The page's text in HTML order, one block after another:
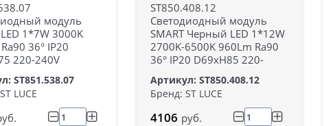
модуль
1*7W 3000K
36° IP20
220-240V
ST851.538.07
LUCE
ST850.408.12
Светодиодный модуль
SMART Черный LED 1*12W
2700K-6500K 960Lm Ra90
36° IP20 D69xH85 220-
Артикул: ST850.408.12
Бренд: ST LUCE
4106 руб.